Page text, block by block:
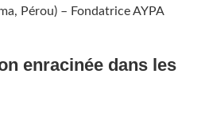
Pérou) – Fondatrice AYPA
enracinée dans les